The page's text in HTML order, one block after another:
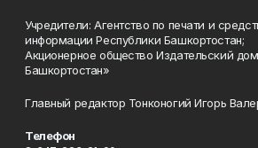
Учредители: Агентство по печати и
информации Республики Башкортостан;
Акционерное общество Издательский
Башкортостан»
Главный редактор Тонконогий Игорь
Телефон